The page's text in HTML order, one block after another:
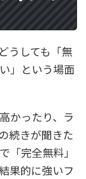
うしても「無
」という場面
かったり、ラ
続きが聞きた
「完全無料」
果的に強いフ